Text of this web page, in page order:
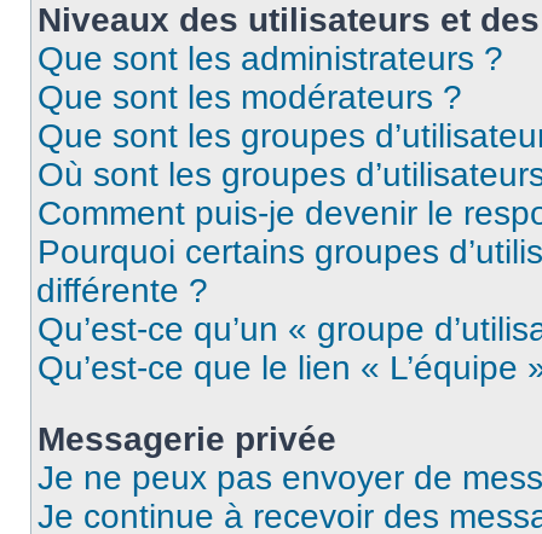
Niveaux des utilisateurs et
Que sont les administrateurs ?
Que sont les modérateurs ?
Que sont les groupes
Où sont les groupes
Comment puis-je devenir le
Pourquoi certains groupes
différente ?
Qu’est-ce qu’un « groupe
Qu’est-ce que le lien « L’équipe
Messagerie privée
Je ne peux pas envoyer de
Je continue à recevoir des